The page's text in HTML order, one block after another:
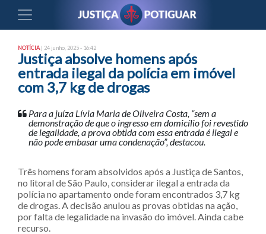
NOTÍCIA | 24 junho, 2025 - 16:42
Justiça absolve homens após
entrada ilegal da polícia em imóvel
com 3,7 kg de drogas
Para a juíza Lívia Maria de Oliveira Costa, “sem a
demonstração de que o ingresso em domicílio foi revestido
de legalidade, a prova obtida com essa entrada é ilegal e
não pode embasar uma condenação”, destacou.
Três homens foram absolvidos após a Justiça de Santos,
no litoral de São Paulo, considerar ilegal a entrada da
polícia no apartamento onde foram encontrados 3,7 kg
de drogas. A decisão anulou as provas obtidas na ação,
por falta de legalidade na invasão do imóvel. Ainda cabe
recurso.